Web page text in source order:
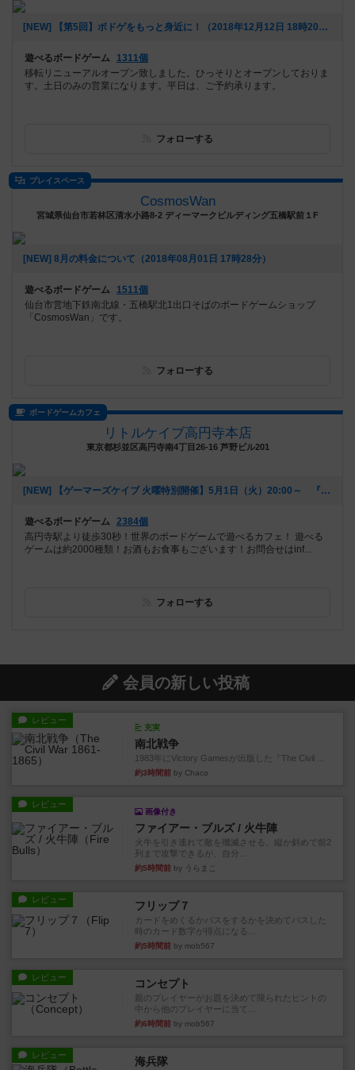
[NEW] 【第5回】ボドゲをもっと身近に！（2018年12月12日 18時20分）
遊べるボードゲーム
1311個
移転リニューアルオープン致しました。ひっそりとオープンしておりま
す。土日のみの営業になります。平日は、ご予約承ります。
フォローする
プレイスペース
CosmosWan
宮城県仙台市若林区清水小路8-2 ディーマークビルディング五橋駅前１F
[NEW] 8月の料金について（2018年08月01日 17時28分）
遊べるボードゲーム
1511個
仙台市営地下鉄南北線・五橋駅北1出口そばのボードゲームショップ
「CosmosWan」です。
フォローする
ボードゲームカフェ
リトルケイブ高円寺本店
東京都杉並区高円寺南4丁目26-16 芦野ビル201
[NEW] 【ゲーマーズケイブ 火曜特別開催】5月1日（火）20:00～ 『ロールプレイヤー』（2018年04月22日 18時42分）
遊べるボードゲーム 2384個
高円寺駅より徒歩30秒！世界のボードゲームで遊べるカフェ！ 遊べる
ゲームは約2000種類！お酒もお食事もございます！お問合せはinf...
フォローする
会員の新しい投稿
レビュー
充実
南北戦争
1983年にVictory Gamesが出版した『The Civil ...
約3時間前 by Chaco
レビュー
画像付き
ファイアー・ブルズ / 火牛陣
火牛を引き連れて敵を殲滅させる。縦か斜めで前2
列まで攻撃できるが、自分...
約5時間前 by うらまこ
レビュー フリップ７
カードをめくるかパスをするかを決めてパスした
時のカード数字が得点になる...
約5時間前 by mob567
レビュー コンセプト
親のプレイヤーがお題を決めて限られたヒントの
中から他のプレイヤーに当て...
約6時間前 by mob567
レビュー 海兵隊